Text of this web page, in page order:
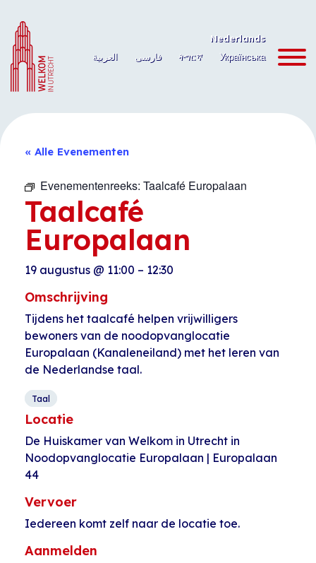
naar
de
inhoud
Nederlands
العربية
فارسی ትግርኛ Українська
« Alle Evenementen
Evenementenreeks: Taalcafé Europalaan
Taalcafé
Europalaan
19 augustus @ 11:00 – 12:30
Omschrijving
Tijdens het taalcafé helpen vrijwilligers
bewoners van de noodopvanglocatie
Europalaan (Kanaleneiland) met het leren van
de Nederlandse taal.
Taal
Locatie
De Huiskamer van Welkom in Utrecht in
Noodopvanglocatie Europalaan | Europalaan
44
Vervoer
Iedereen komt zelf naar de locatie toe.
Aanmelden